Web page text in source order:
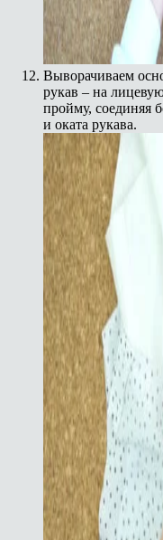
Выворачиваем
рукав – на
пройму, соединяя
и оката рукава.